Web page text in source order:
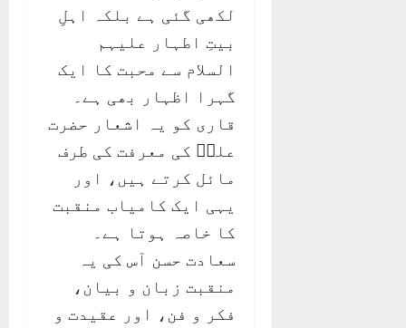
لکھی گئی ہے بلکہ اہلِ
بیتِ اطہار علیہم
السلام سے محبت کا ایک
گہرا اظہار بھی ہے۔
قاری کو یہ اشعار حضرت
علیؑ کی معرفت کی طرف
مائل کرتے ہیں، اور
یہی ایک کامیاب منقبت
کا خاصہ ہوتا ہے۔
سعادت حسن آس کی یہ
منقبت زبان و بیان،
فکر و فن، اور عقیدت و